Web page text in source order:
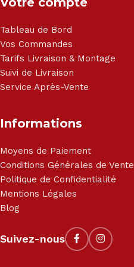
Tableau de Bord
Vos Commandes
Tarifs Livraison & Montage
Suivi de Livraison
Service Après-Vente
Informations
Moyens de Paiement
Conditions Générales de Vente
Politique de Confidentialité
Mentions Légales
Blog
Suivez-nous